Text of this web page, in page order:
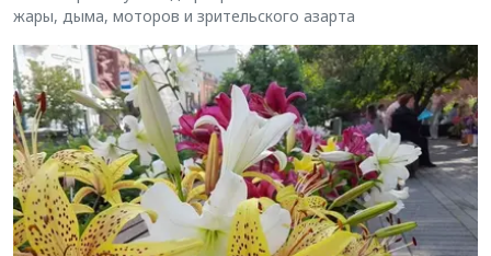
жары, дыма, моторов и зрительского азарта